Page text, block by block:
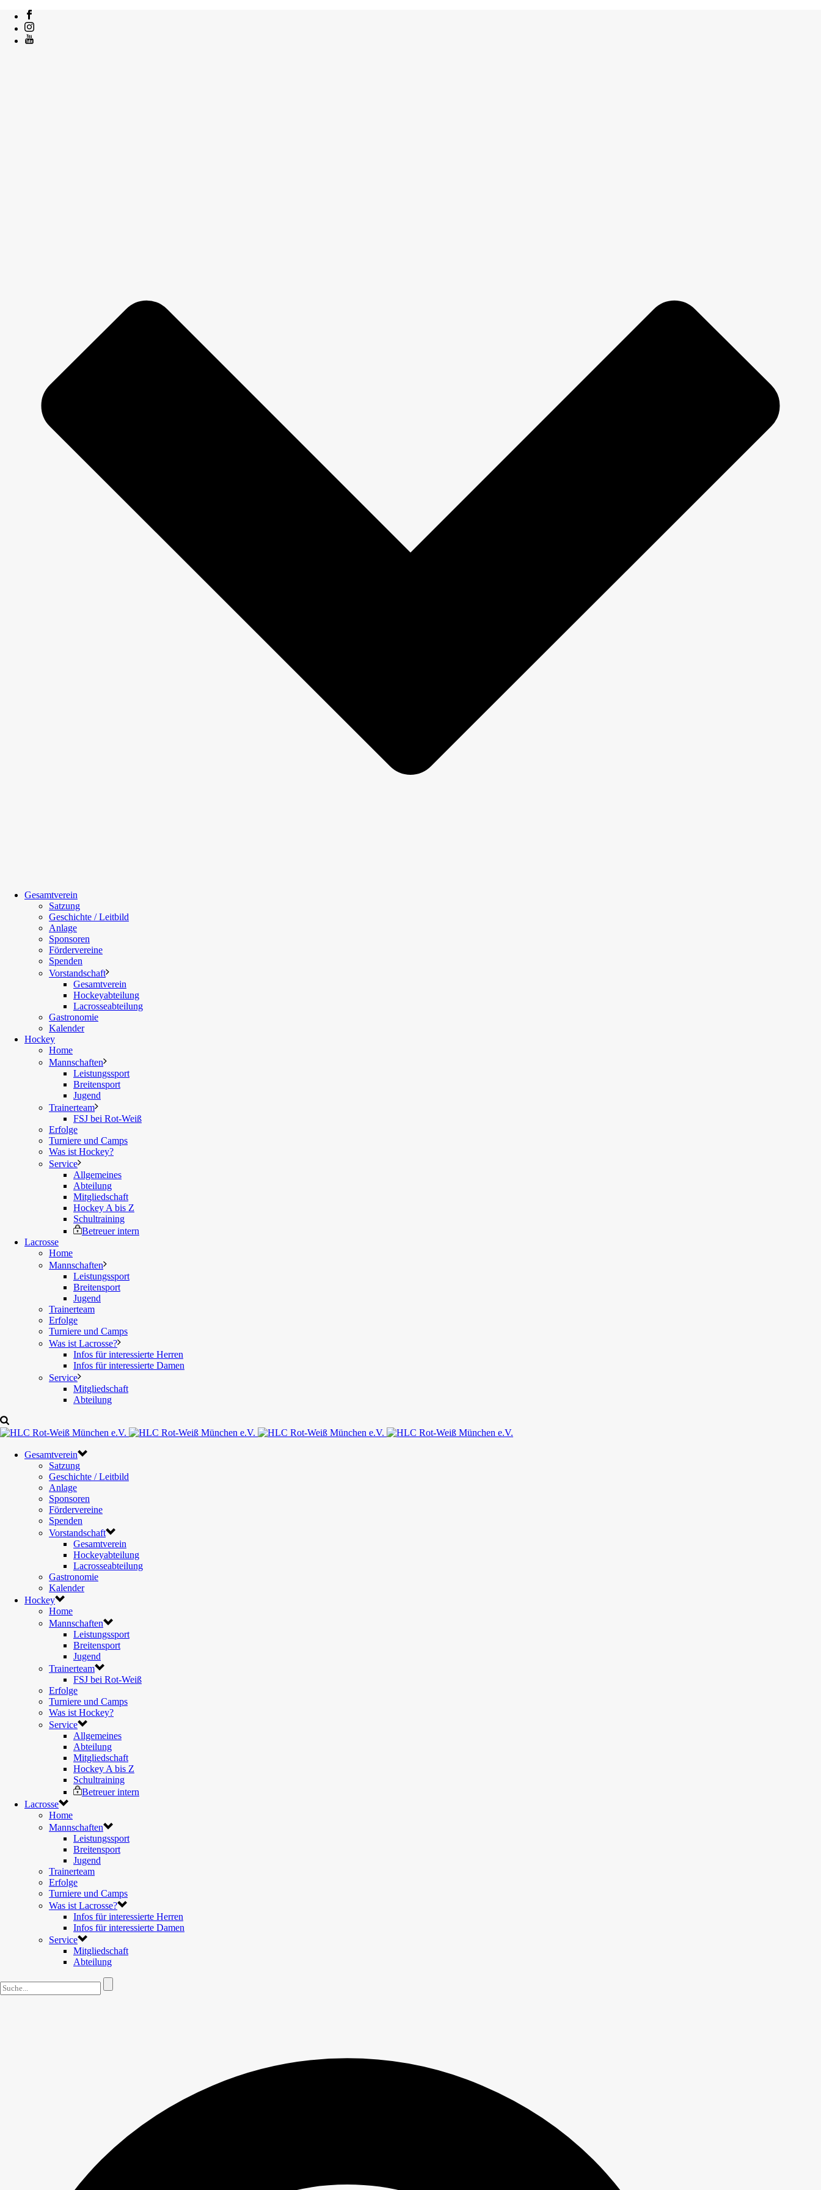
Gesamtverein
Satzung
Geschichte / Leitbild
Anlage
Sponsoren
Fördervereine
Spenden
Vorstandschaft
Gesamtverein
Hockeyabteilung
Lacrosseabteilung
Gastronomie
Kalender
Hockey
Home
Mannschaften
Leistungssport
Breitensport
Jugend
Trainerteam
FSJ bei Rot-Weiß
Erfolge
Turniere und Camps
Was ist Hockey?
Service
Allgemeines
Abteilung
Mitgliedschaft
Hockey A bis Z
Schultraining
Betreuer intern
Lacrosse
Home
Mannschaften
Leistungssport
Breitensport
Jugend
Trainerteam
Erfolge
Turniere und Camps
Was ist Lacrosse?
Infos für interessierte Herren
Infos für interessierte Damen
Service
Mitgliedschaft
Abteilung
Gesamtverein
Satzung
Geschichte / Leitbild
Anlage
Sponsoren
Fördervereine
Spenden
Vorstandschaft
Gesamtverein
Hockeyabteilung
Lacrosseabteilung
Gastronomie
Kalender
Hockey
Home
Mannschaften
Leistungssport
Breitensport
Jugend
Trainerteam
FSJ bei Rot-Weiß
Erfolge
Turniere und Camps
Was ist Hockey?
Service
Allgemeines
Abteilung
Mitgliedschaft
Hockey A bis Z
Schultraining
Betreuer intern
Lacrosse
Home
Mannschaften
Leistungssport
Breitensport
Jugend
Trainerteam
Erfolge
Turniere und Camps
Was ist Lacrosse?
Infos für interessierte Herren
Infos für interessierte Damen
Service
Mitgliedschaft
Abteilung